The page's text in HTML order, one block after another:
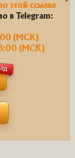
этой ссылке
в Telegram:
(МСК)
(МСК)